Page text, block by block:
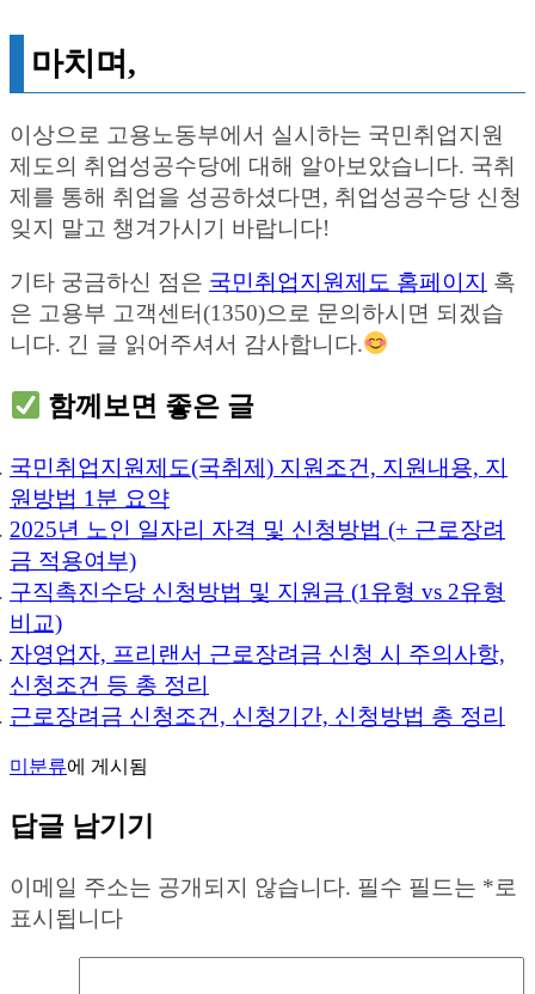
마치며,
이상으로 고용노동부에서 실시하는 국민취업지원
제도의 취업성공수당에 대해 알아보았습니다. 국취
제를 통해 취업을 성공하셨다면, 취업성공수당 신청
잊지 말고 챙겨가시기 바랍니다!
기타 궁금하신 점은 국민취업지원제도 홈페이지
혹
은 고용부 고객센터(1350)으로 문의하시면 되겠습
니다. 긴 글 읽어주셔서 감사합니다.
함께보면 좋은 글
국민취업지원제도(국취제) 지원조건, 지원내용, 지
원방법 1분 요약
2025년 노인 일자리 자격 및 신청방법 (+ 근로장려
금 적용여부)
구직촉진수당 신청방법 및 지원금 (1유형 vs 2유형
비교)
자영업자, 프리랜서 근로장려금 신청 시 주의사항,
신청조건 등 총 정리
근로장려금 신청조건, 신청기간, 신청방법 총 정리
미분류에 게시됨
답글 남기기
이메일 주소는 공개되지 않습니다. 필수 필드는 *로
표시됩니다